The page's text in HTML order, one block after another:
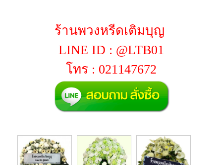
ร้านพวงหรีดเติมบุญ
LINE ID : @LTB01
โทร : 021147672